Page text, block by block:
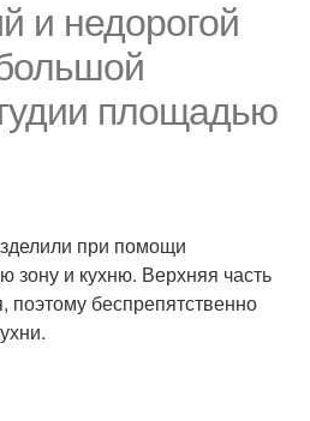
и недорогой
площадью
при помощи
зону и кухню. Верхняя часть
поэтому беспрепятственно